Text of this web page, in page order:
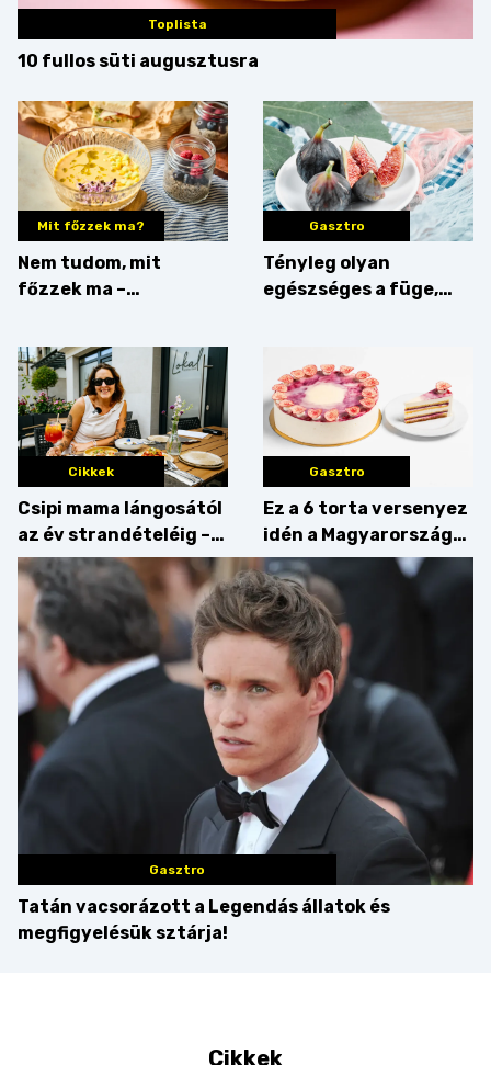
Toplista
10 fullos süti augusztusra
Mit főzzek ma?
Nem tudom, mit
főzzek ma –
Gasztro
Tényleg olyan
egészséges a füge,
Cikkek
Csipi mama lángosától
az év strandételéig –
idén is felzabáltuk a
Balaton déli partját
Gasztro
Ez a 6 torta versenyez
idén a Magyarország
tortája címért
Gasztro
Tatán vacsorázott a Legendás állatok és
megfigyelésük sztárja!
Cikkek